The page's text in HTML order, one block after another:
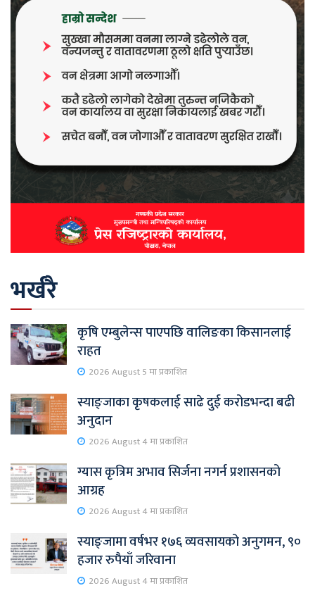
भर्खरै
कृषि एम्बुलेन्स पाएपछि वालिङका किसानलाई
राहत
2026 August 5 मा प्रकाशित
स्याङ्जाका कृषकलाई साढे दुई करोडभन्दा बढी
अनुदान
2026 August 4 मा प्रकाशित
ग्यास कृत्रिम अभाव सिर्जना नगर्न प्रशासनको
आग्रह
2026 August 4 मा प्रकाशित
स्याङ्जामा वर्षभर १७६ व्यवसायको अनुगमन, ९०
हजार रुपैयाँ जरिवाना
2026 August 4 मा प्रकाशित